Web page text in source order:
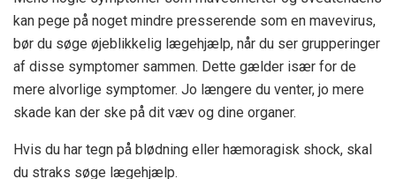
kan pege på noget mindre presserende som en mavevirus,
bør du søge øjeblikkelig lægehjælp, når du ser grupperinger
af disse symptomer sammen. Dette gælder især for de
mere alvorlige symptomer. Jo længere du venter, jo mere
skade kan der ske på dit væv og dine organer.
Hvis du har tegn på blødning eller hæmoragisk shock, skal
du straks søge lægehjælp.